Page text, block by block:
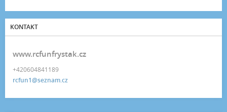
KONTAKT
www.rcfunfrystak.cz
+420604841189
rcfun1@seznam.cz